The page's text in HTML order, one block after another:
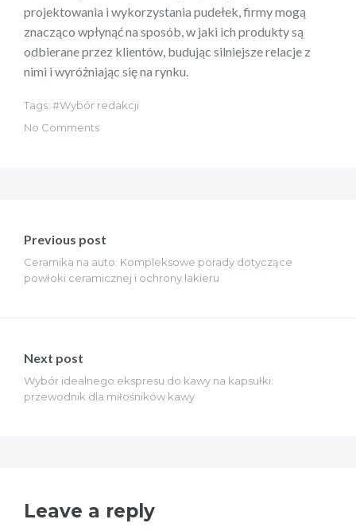
projektowania i wykorzystania pudełek, firmy mogą
znacząco wpłynąć na sposób, w jaki ich produkty są
odbierane przez klientów, budując silniejsze relacje z
nimi i wyróżniając się na rynku.
Tags:
Wybór redakcji
No Comments
wpisu
Previous post
Ceramika na auto: Kompleksowe porady dotyczące
powłoki ceramicznej i ochrony lakieru
Next post
Wybór idealnego ekspresu do kawy na kapsułki:
przewodnik dla miłośników kawy
Leave a reply